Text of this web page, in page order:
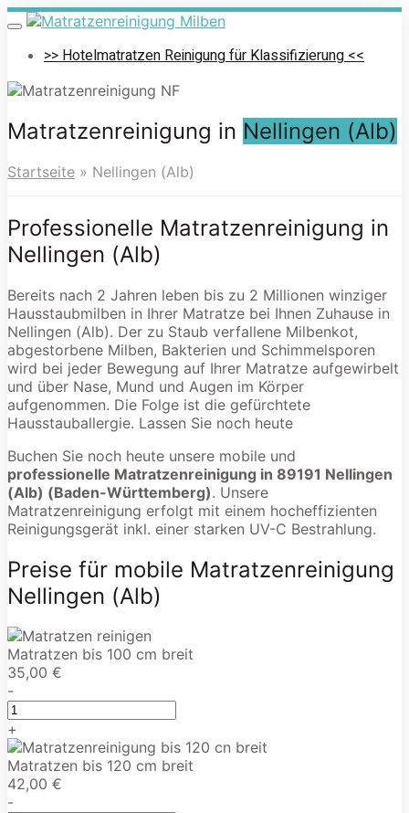
Skip
to
main
Toggle
navigation>> Hotelmatratzen Reinigung für Klassifizierung <<
Matratzenreinigung in Nellingen (Alb)
Startseite » Nellingen (Alb)
Professionelle Matratzenreinigung in
Nellingen (Alb)
Bereits nach 2 Jahren leben bis zu 2 Millionen winziger
Hausstaubmilben in Ihrer Matratze bei Ihnen Zuhause in
Nellingen (Alb). Der zu Staub verfallene Milbenkot,
abgestorbene Milben, Bakterien und Schimmelsporen
wird bei jeder Bewegung auf Ihrer Matratze aufgewirbelt
und über Nase, Mund und Augen im Körper
aufgenommen. Die Folge ist die gefürchtete
Hausstauballergie. Lassen Sie noch heute
Buchen Sie noch heute unsere mobile und
professionelle Matratzenreinigung in 89191 Nellingen
(Alb) (Baden-Württemberg). Unsere
Matratzenreinigung erfolgt mit einem hocheffizienten
Reinigungsgerät inkl. einer starken UV-C Bestrahlung.
Preise für mobile Matratzenreinigung
Nellingen (Alb)
Matratzen bis 100 cm breit
35,00 €
-
+
Matratzen bis 120 cm breit
42,00 €
-